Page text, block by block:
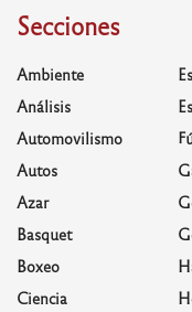
Secciones
Ambiente
Análisis
Automovilismo
Autos
Azar
Basquet
Boxeo
Ciencia